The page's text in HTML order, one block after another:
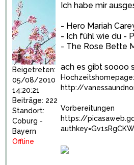
Beigetreten:
05/08/2010
14:20:21
Beiträge: 222
Standort:
Coburg -
Bayern
Offline
Ich habe mir
- Hero Mariah
- Ich fühl wie du -
- The Rose Bette
ach es gibt soooo
Hochzeitshomepage:
http://
Vorbereitungen
https://